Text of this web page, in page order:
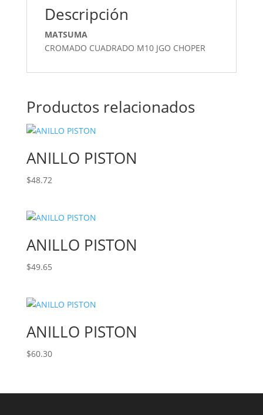
Descripción
MATSUMA
CROMADO CUADRADO M10 JGO CHOPER
Productos relacionados
ANILLO PISTON
$48.72
ANILLO PISTON
$49.65
ANILLO PISTON
$60.30